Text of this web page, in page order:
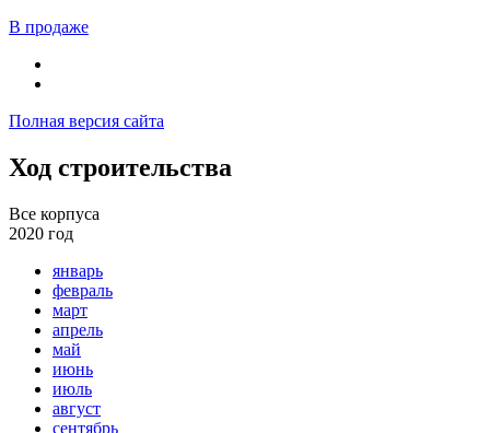
В продаже
Полная версия сайта
Ход строительства
Все корпуса
Корпус 31
Корпус 32
Корпус 37
Корпус 38
Корпус 39
Корпус 43
2020 год
2017 год
2018 год
2019 год
2020 год
2021 год
2022 год
2023 год
2024 год
январь
февраль
март
апрель
май
июнь
июль
август
сентябрь